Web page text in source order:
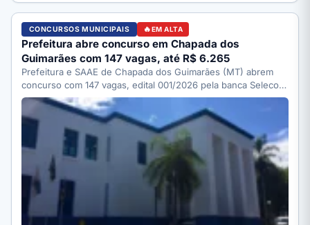
CONCURSOS MUNICIPAIS EM ALTA
Prefeitura abre concurso em Chapada dos
Guimarães com 147 vagas, até R$ 6.265
Prefeitura e SAAE de Chapada dos Guimarães (MT) abrem
concurso com 147 vagas, edital 001/2026 pela banca Selecon.
…